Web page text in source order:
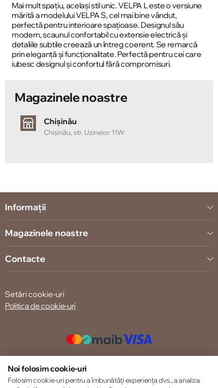
Mai mult spațiu, același stil unic. VELPA L este o versiune
mărită a modelului VELPA S, cel mai bine vândut,
perfectă pentru interioare spațioase. Designul său
modern, scaunul confortabil cu extensie electrică și
detaliile subtile creează un întreg coerent. Se remarcă
prin eleganță și funcționalitate. Perfectă pentru cei care
iubesc designul și confortul fără compromisuri.
Magazinele noastre
Chișinău
Chișinău, str. Uzinelor 11W
Informații
Magazinele noastre
Contacte
Setări cookie-uri
Politica de cookie-uri
© 2013 – 2026 ECOM
Noi folosim cookie-uri
Folosim cookie-uri pentru a îmbunătăți experiența dvs., a analiza